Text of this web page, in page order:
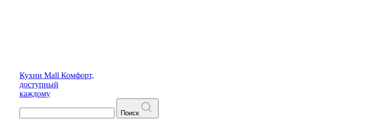
Кухни Mall Комфорт,
доступный
каждому
Поиск